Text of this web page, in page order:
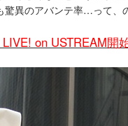
驚異のアバンテ率…って、
on USTREAM開